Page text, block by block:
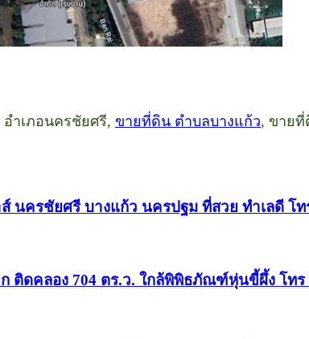
ำเภอนครชัยศรี, ขายที่ดิน ตำบลบางแก้ว, ขายที่
นครชัยศรี บางแก้ว นครปฐม ที่สวย ทำเลดี โท
ดคลอง 704 ตร.ว. ใกล้พิพิธภัณฑ์หุ่นขี้ผึ้ง โทร